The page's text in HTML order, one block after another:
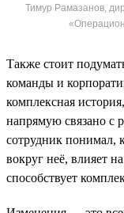
Тимур Рамазанов,
Также стоит
команды и
комплексная
напрямую связано с
сотрудник понимал,
вокруг неё, влияет
способствует